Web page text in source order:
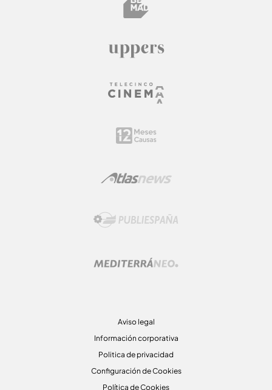
Aviso legal
Información corporativa
Politica de privacidad
Configuración de Cookies
Política de Cookies